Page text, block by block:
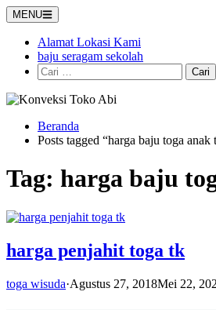
Langsung
ke
konten
MENU
Alamat Lokasi Kami
baju seragam sekolah
Cari
untuk:
Beranda
Posts tagged “harga baju toga
Tag: harga baju
harga penjahit toga tk
toga wisuda·Agustus 27, 2018Mei 22,